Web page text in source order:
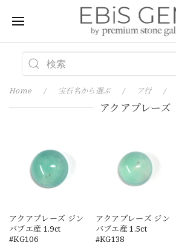
Home 宝石名から選ぶ ア行
アクアプレーズ
アクアプレーズ ジン
バブエ産 1.9ct
#KG106
アクアプレーズ ジン
バブエ産 1.5ct
#KG138